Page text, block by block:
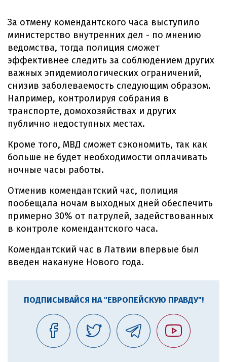
За отмену комендантского часа выступило
министерство внутренних дел - по мнению
ведомства, тогда полиция сможет
эффективнее следить за соблюдением других
важных эпидемиологических ограничений,
снизив заболеваемость следующим образом.
Например, контролируя собрания в
транспорте, домохозяйствах и других
публично недоступных местах.
Кроме того, МВД сможет сэкономить, так как
больше не будет необходимости оплачивать
ночные часы работы.
Отменив комендантский час, полиция
пообещала ночам выходных дней обеспечить
примерно 30% от патрулей, задействованных
в контроле комендантского часа.
Комендантский час в Латвии впервые был
введен накануне Нового года.
ПОДПИСЫВАЙСЯ НА "ЕВРОПЕЙСКУЮ ПРАВДУ"!